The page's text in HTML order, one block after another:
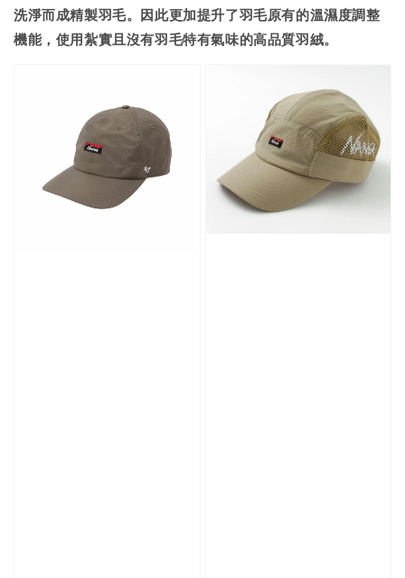
洗淨而成精製羽毛。因此更加提升了羽毛原有的溫濕度調整
機能，使用紮實且沒有羽毛特有氣味的高品質羽絨。